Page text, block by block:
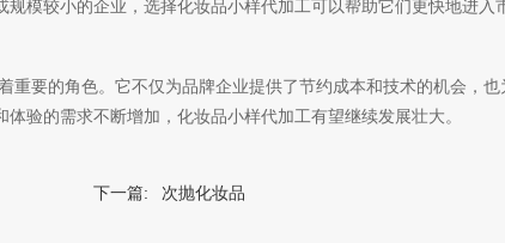
模较小的企业，选择化妆品小样代加工可以帮助它们更快地进入
重要的角色。它不仅为品牌企业提供了节约成本和技术的机会，
验的需求不断增加，化妆品小样代加工有望继续发展壮大。
下一篇: 次抛化妆品